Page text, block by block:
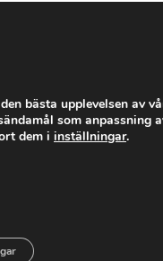
bästa upplevelsen av
som anpassning
dem i inställningar.